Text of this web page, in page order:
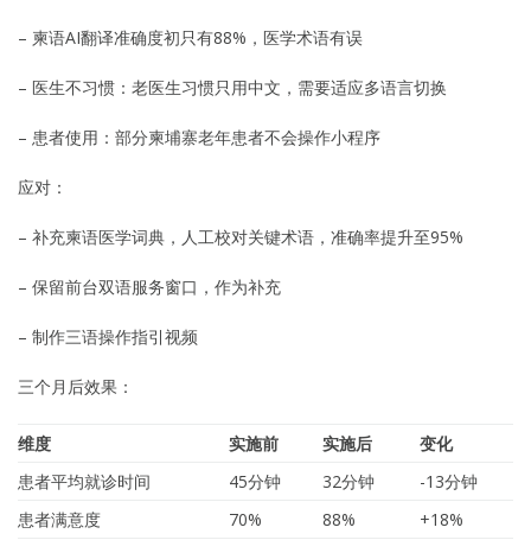
– 柬语AI翻译准确度初只有88%，医学术语有误
– 医生不习惯：老医生习惯只用中文，需要适应多语言切换
– 患者使用：部分柬埔寨老年患者不会操作小程序
应对：
– 补充柬语医学词典，人工校对关键术语，准确率提升至95%
– 保留前台双语服务窗口，作为补充
– 制作三语操作指引视频
三个月后效果：
维度 实施前 实施后
变化
患者平均就诊时间
45分钟 32分钟
-13分钟
患者满意度
70% 88% +18%